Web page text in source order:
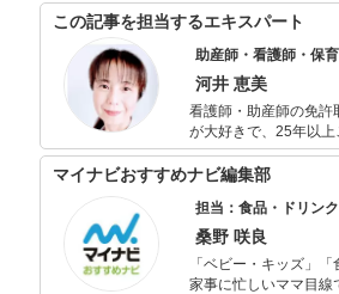
この記事を担当するエキスパート
助産師・看護師・保
河井 恵美
看護師・助産師の免許
が大好きで、25年以上この仕事をしています。
療を学ぶために大学院
保育士資格も取得して役立てています。 現在、シンガポ
を開設し、妊娠や出
マイナビおすすめナビ編集部
担当：食品・ドリン
桑野 咲良
「ベビー・キッズ」
家事に忙しいママ目線